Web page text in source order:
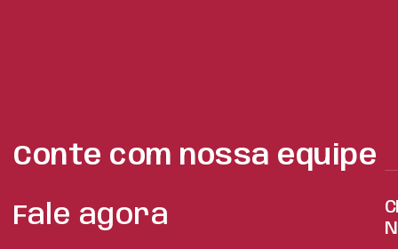
Conte com nossa equipe
Fale agora